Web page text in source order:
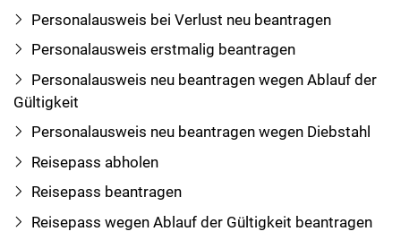
Personalausweis bei Verlust neu beantragen
Personalausweis erstmalig beantragen
Personalausweis neu beantragen wegen Ablauf der
Gültigkeit
Personalausweis neu beantragen wegen Diebstahl
Reisepass abholen
Reisepass beantragen
Reisepass wegen Ablauf der Gültigkeit beantragen